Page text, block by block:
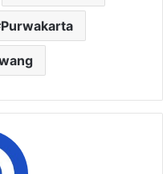
Purwakarta